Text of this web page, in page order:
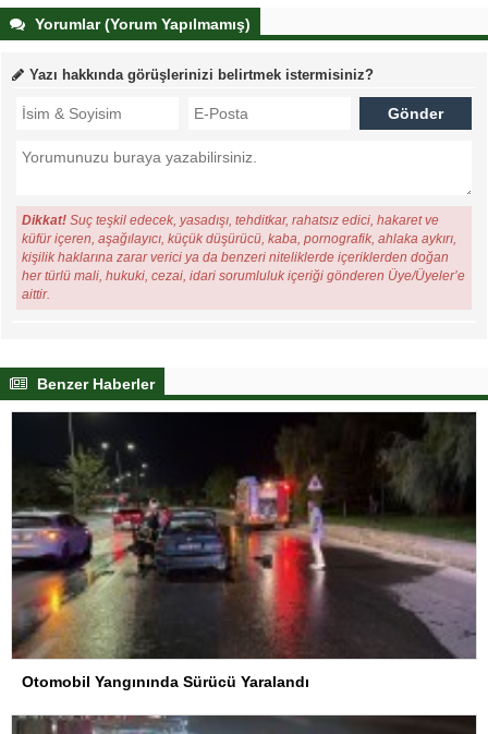
Yorumlar (Yorum Yapılmamış)
Yazı hakkında görüşlerinizi belirtmek istermisiniz?
Dikkat! Suç teşkil edecek, yasadışı, tehditkar, rahatsız edici, hakaret ve
küfür içeren, aşağılayıcı, küçük düşürücü, kaba, pornografik, ahlaka aykırı,
kişilik haklarına zarar verici ya da benzeri niteliklerde içeriklerden doğan
her türlü mali, hukuki, cezai, idari sorumluluk içeriği gönderen Üye/Üyeler’e
aittir.
Benzer Haberler
Otomobil Yangınında Sürücü Yaralandı